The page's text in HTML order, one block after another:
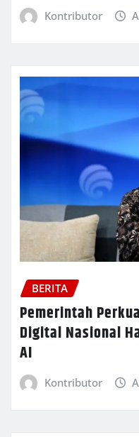
Kontributor
BERITA
Pemerintah
Digital Nasional
AI
Kontributor